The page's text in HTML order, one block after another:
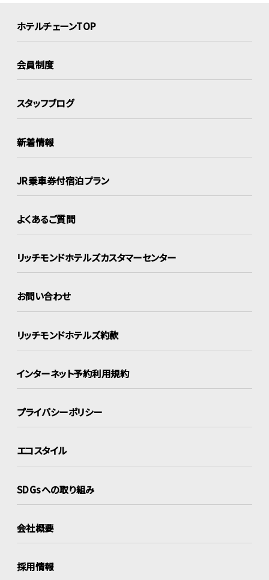
ホテルチェーンTOP
会員制度
スタッフブログ
新着情報
JR乗車券付宿泊プラン
よくあるご質問
リッチモンドホテルズカスタマーセンター
お問い合わせ
リッチモンドホテルズ約款
インターネット予約利用規約
プライバシーポリシー
エコスタイル
SDGsへの取り組み
会社概要
採用情報